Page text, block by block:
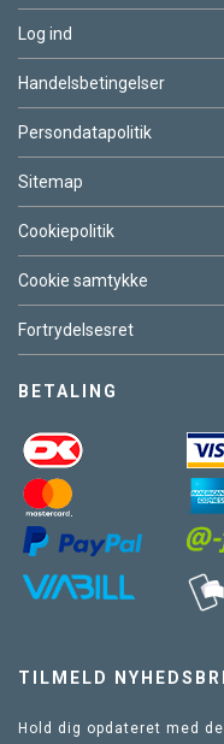
Log ind
Handelsbetingelser
Persondatapolitik
Sitemap
Cookiepolitik
Cookie samtykke
Fortrydelsesret
BETALING
TILMELD
Hold dig opdateret med